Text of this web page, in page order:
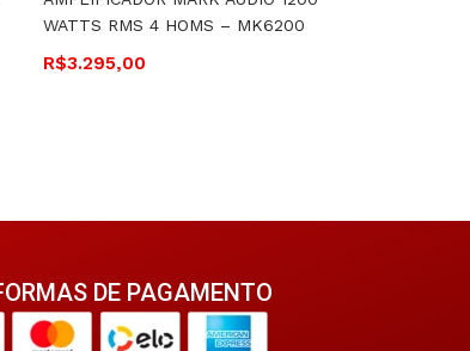
WATTS RMS 4 HOMS – MK6200
R$3.295,00
DE PAGAMENTO